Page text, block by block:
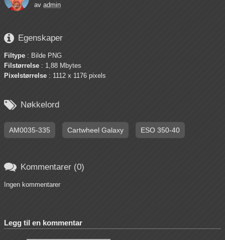
av admin
 Egenskaper
Filtype : Bilde PNG
Filstørrelse : 1,88 Mbytes
Pixelstørrelse : 1112 x 1176 pixels
 Nøkkelord
AM0035-335 Cartwheel Galaxy ESO 350-40
 Kommentarer (0)
Ingen kommentarer
Legg til en kommentar